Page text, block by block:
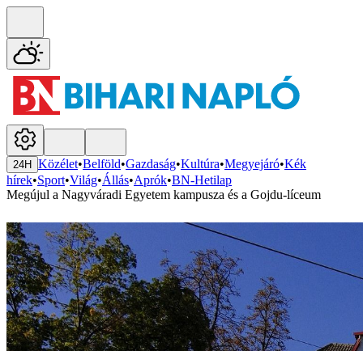
24H Közélet•Belföld•Gazdaság•Kultúra•Megyejáró•Kék
hírek•Sport•Világ•Állás•Aprók•BN-Hetilap
Megújul a Nagyváradi Egyetem kampusza és a Gojdu-líceum